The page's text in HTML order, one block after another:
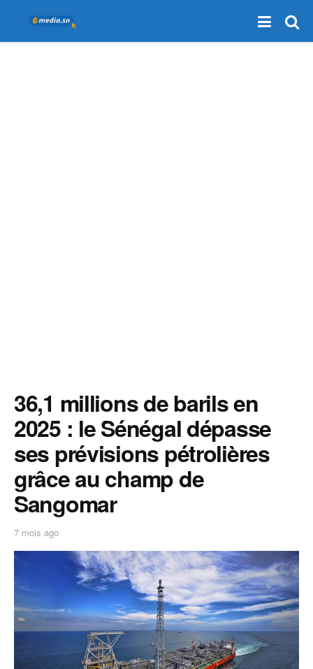
36,1 millions de barils en
2025 : le Sénégal dépasse
ses prévisions pétrolières
grâce au champ de
Sangomar
7 mois ago